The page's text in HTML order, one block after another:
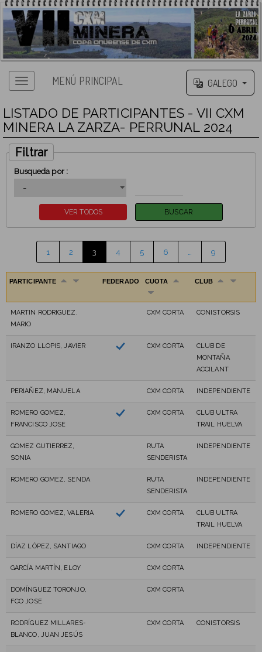
MENÚ PRINCIPAL GALEGO
LISTADO DE PARTICIPANTES - VII CXM
MINERA LA ZARZA- PERRUNAL 2024
Filtrar
Busqueda por :
1 2 3 4 5 6 9
PARTICIPANTE FEDERADO CUOTA CLUB
MARTIN RODRIGUEZ,
MARIO
CXM CORTA CONISTORSIS
IRANZO LLOPIS, JAVIER CXM CORTA
CLUB DE
MONTAÑA
ACCILANT
PERIAÑEZ, MANUELA CXM CORTA INDEPENDIENTE
ROMERO GOMEZ,
FRANCISCO JOSE
CXM CORTA
CLUB ULTRA
TRAIL HUELVA
GOMEZ GUTIERREZ,
SONIA
RUTA
SENDERISTA
INDEPENDIENTE
ROMERO GOMEZ, SENDA
RUTA
SENDERISTA
INDEPENDIENTE
ROMERO GOMEZ, VALERIA CXM CORTA
CLUB ULTRA
TRAIL HUELVA
DÍAZ LÓPEZ, SANTIAGO CXM CORTA INDEPENDIENTE
GARCÍA MARTÍN, ELOY CXM CORTA
DOMÍNGUEZ TORONJO,
FCO JOSE
CXM CORTA
RODRÍGUEZ MILLARES-
BLANCO, JUAN JESÚS
CXM CORTA CONISTORSIS